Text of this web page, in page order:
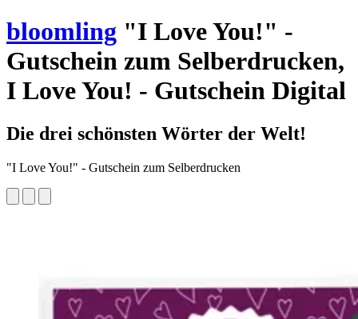
bloomling "I Love You!" -
Gutschein zum Selberdrucken,
I Love You! - Gutschein Digital
Die drei schönsten Wörter der Welt!
"I Love You!" - Gutschein zum Selberdrucken